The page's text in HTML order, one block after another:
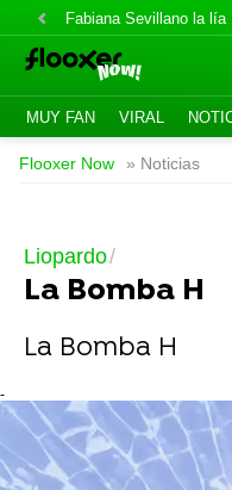
Fabiana Sevillano la lía
MUY FAN VIRAL
Flooxer Now » Noticias
Liopardo
La Bomba H
La Bomba H
-